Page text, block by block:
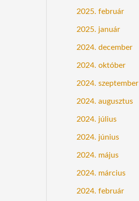
2025. február
2025. január
2024. december
2024. október
2024. szeptember
2024. augusztus
2024. július
2024. június
2024. május
2024. március
2024. február